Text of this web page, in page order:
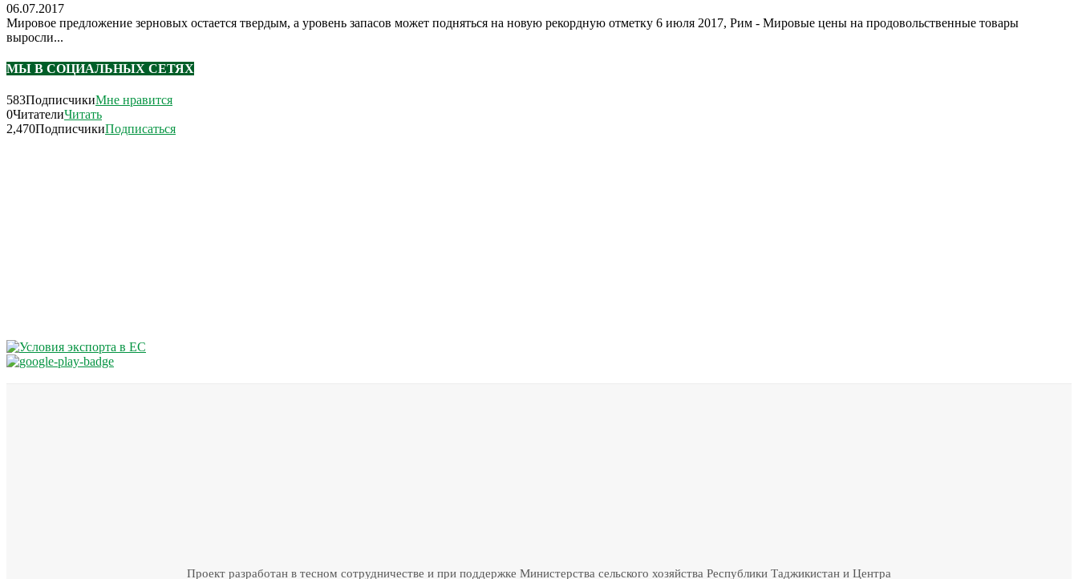
06.07.2017
Мировое предложение зерновых остается твердым, а уровень запасов может подняться на новую рекордную отметку 6 июля 2017, Рим - Мировые цены на продовольственные товары
выросли...
МЫ В СОЦИАЛЬНЫХ СЕТЯХ
583ПодписчикиМне нравится
0ЧитателиЧитать
2,470ПодписчикиПодписаться
Проект разработан в тесном сотрудничестве и при поддержке Министерства сельского хозяйства Республики Таджикистан и Центра